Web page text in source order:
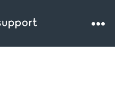
Websupport